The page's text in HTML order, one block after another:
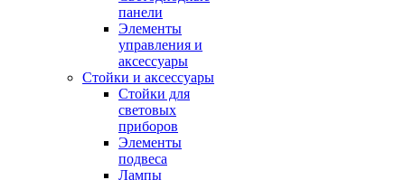
панели
Элементы
управления и
аксессуары
Стойки и аксессуары
Стойки для
световых
приборов
Элементы
подвеса
Лампы